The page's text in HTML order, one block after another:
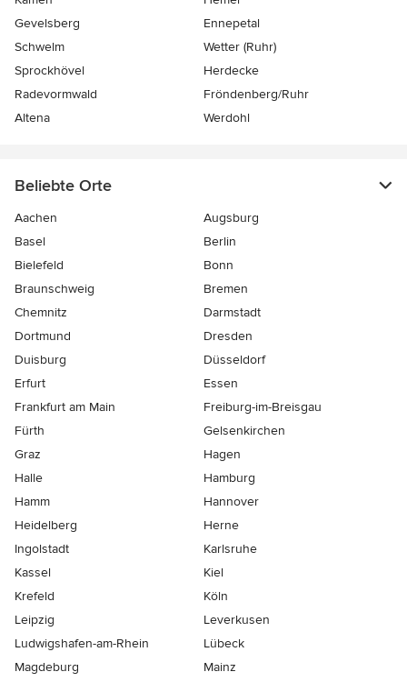
Gevelsberg
Ennepetal
Schwelm
Wetter (Ruhr)
Sprockhövel
Herdecke
Radevormwald
Fröndenberg/Ruhr
Altena
Werdohl
Beliebte Orte
Aachen
Augsburg
Basel
Berlin
Bielefeld
Bonn
Braunschweig
Bremen
Chemnitz
Darmstadt
Dortmund
Dresden
Duisburg
Düsseldorf
Erfurt
Essen
Frankfurt am Main
Freiburg-im-Breisgau
Fürth
Gelsenkirchen
Graz
Hagen
Halle
Hamburg
Hamm
Hannover
Heidelberg
Herne
Ingolstadt
Karlsruhe
Kassel
Kiel
Krefeld
Köln
Leipzig
Leverkusen
Ludwigshafen-am-Rhein
Lübeck
Magdeburg
Mainz